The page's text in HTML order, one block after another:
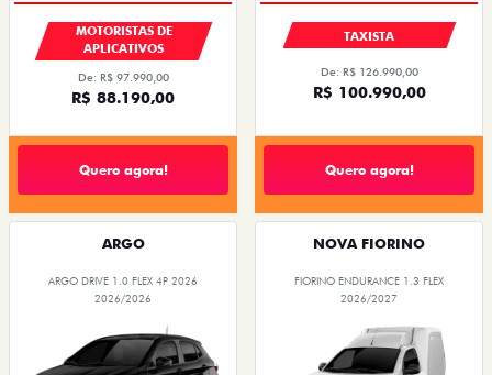
MOTORISTAS DE
APLICATIVOS
De: R$ 97.990,00
R$ 88.190,00
Quero agora!
TAXISTA
De: R$ 126.990,00
R$ 100.990,00
Quero agora!
ARGO
ARGO DRIVE 1.0 FLEX 4P 2026
2026/2026
NOVA FIORINO
FIORINO ENDURANCE 1.3 FLEX
2026/2027